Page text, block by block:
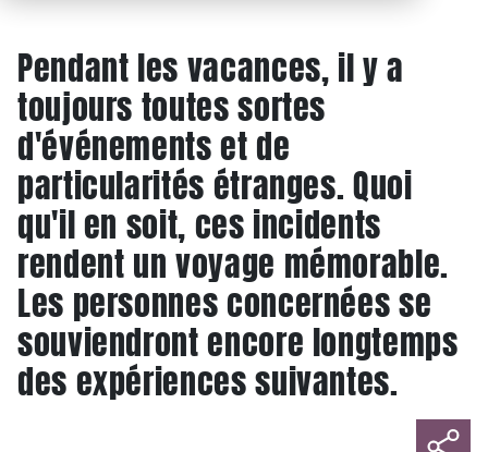
Pendant les vacances, il y a
toujours toutes sortes
d'événements et de
particularités étranges. Quoi
qu'il en soit, ces incidents
rendent un voyage mémorable.
Les personnes concernées se
souviendront encore longtemps
des expériences suivantes.